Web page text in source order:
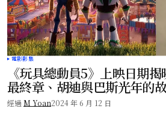
電影影集
《玩具總動員5》上映日期
最終章、胡迪與巴斯光年的
去！
經過 M Yoan2024 年 6 月 12 日